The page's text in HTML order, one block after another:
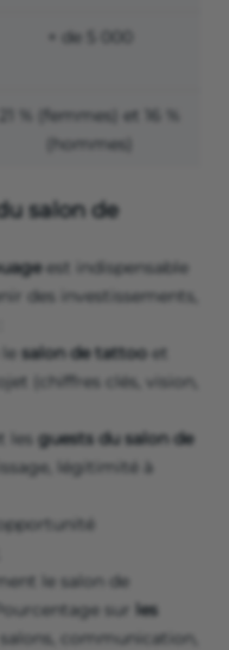
+ de 5 000
21 % (femmes) et 16 %
(hommes)
salon de
est indispensable
des investissements,
salon de tattoo et
(chiffres clés, vision,
les guests du salon de
légitimité à
le salon de
sur les
communication,